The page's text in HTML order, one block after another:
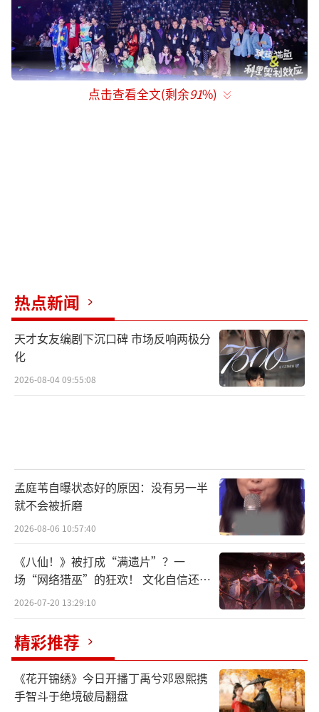
爱情中的问题，关于你也关于我
林嘉兴，男，30岁，射手座。他热爱诗
歌、运动和大自然，为了解决温饱成为保险推
销大军中的一员，在感情中有很强的自尊心。
胥紫冬，28岁、水瓶座及双鱼交界。热爱
塔罗，喜欢逛展欣赏文学艺术文化活动，她从
事高压高薪的投行工作，她希望一段纯粹的、
能够完全互相理解的爱情。
点击查看全文(剩余91%)
热点新闻
天才女友编剧下沉口碑 市场反响两极分
化
2026-08-04 09:55:08
孟庭苇自曝状态好的原因：没有另一半
就不会被折磨
2026-08-06 10:57:40
《八仙！》被打成“满遗片”？一
场“网络猎巫”的狂欢！ 文化自信还是
焦虑？
2026-07-20 13:29:10
精彩推荐
《花开锦绣》今日开播丁禹兮邓恩熙携
手智斗于绝境破局翻盘